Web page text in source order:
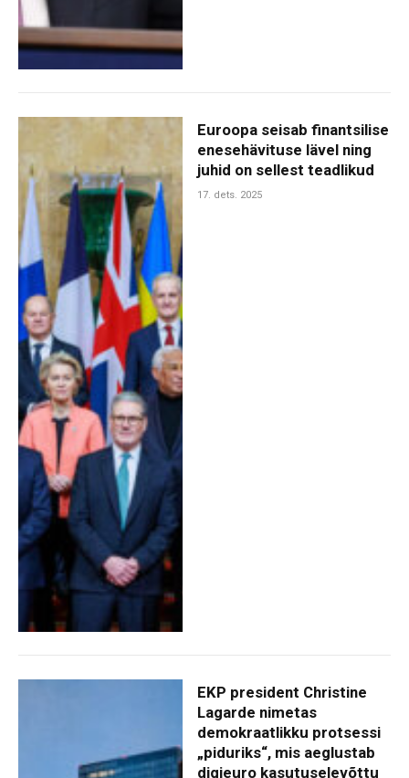
Euroopa seisab finantsilise
enesehävituse lävel ning
juhid on sellest teadlikud
17. dets. 2025
EKP president Christine
Lagarde nimetas
demokraatlikku protsessi
„piduriks“, mis aeglustab
digieuro kasutuselevõttu